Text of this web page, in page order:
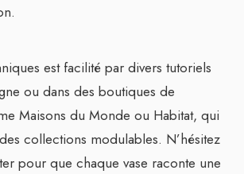
est facilité par divers tutoriels
ou dans des boutiques de
Maisons du Monde ou Habitat, qui
collections modulables. N’hésitez
pour que chaque vase raconte une